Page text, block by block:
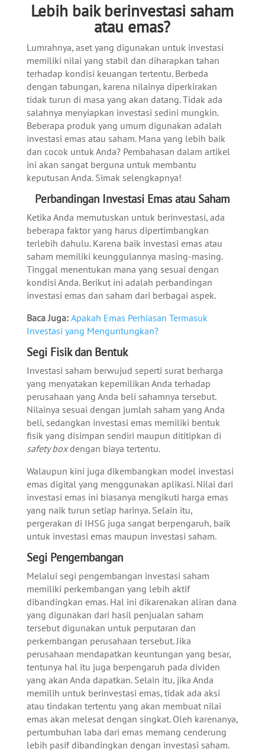
Lebih baik berinvestasi saham
atau emas?
Lumrahnya, aset yang digunakan untuk investasi
memiliki nilai yang stabil dan diharapkan tahan
terhadap kondisi keuangan tertentu. Berbeda
dengan tabungan, karena nilainya diperkirakan
tidak turun di masa yang akan datang. Tidak ada
salahnya menyiapkan investasi sedini mungkin.
Beberapa produk yang umum digunakan adalah
investasi emas atau saham. Mana yang lebih baik
dan cocok untuk Anda? Pembahasan dalam artikel
ini akan sangat berguna untuk membantu
keputusan Anda. Simak selengkapnya!
Perbandingan Investasi Emas atau Saham
Ketika Anda memutuskan untuk berinvestasi, ada
beberapa faktor yang harus dipertimbangkan
terlebih dahulu. Karena baik investasi emas atau
saham memiliki keunggulannya masing-masing.
Tinggal menentukan mana yang sesuai dengan
kondisi Anda. Berikut ini adalah perbandingan
investasi emas dan saham dari berbagai aspek.
Baca Juga: Apakah Emas Perhiasan Termasuk
Investasi yang Menguntungkan?
Segi Fisik dan Bentuk
Investasi saham berwujud seperti surat berharga
yang menyatakan kepemilikan Anda terhadap
perusahaan yang Anda beli sahamnya tersebut.
Nilainya sesuai dengan jumlah saham yang Anda
beli, sedangkan investasi emas memiliki bentuk
fisik yang disimpan sendiri maupun dititipkan di
safety boxdengan biaya tertentu.
Walaupun kini juga dikembangkan model investasi
emas digital yang menggunakan aplikasi. Nilai dari
investasi emas ini biasanya mengikuti harga emas
yang naik turun setiap harinya. Selain itu,
pergerakan di IHSG juga sangat berpengaruh, baik
untuk investasi emas maupun investasi saham.
Segi Pengembangan
Melalui segi pengembangan investasi saham
memiliki perkembangan yang lebih aktif
dibandingkan emas. Hal ini dikarenakan aliran dana
yang digunakan dari hasil penjualan saham
tersebut digunakan untuk perputaran dan
perkembangan perusahaan tersebut. Jika
perusahaan mendapatkan keuntungan yang besar,
tentunya hal itu juga berpengaruh pada dividen
yang akan Anda dapatkan. Selain itu, jika Anda
memilih untuk berinvestasi emas, tidak ada aksi
atau tindakan tertentu yang akan membuat nilai
emas akan melesat dengan singkat. Oleh karenanya,
pertumbuhan laba dari emas memang cenderung
lebih pasif dibandingkan dengan investasi saham.